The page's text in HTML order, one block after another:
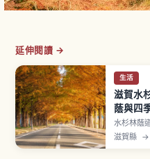
延伸閱讀 →
生活
滋賀水
蔭與四
水杉林蔭
市牧野町
直林蔭大
滋賀縣 →